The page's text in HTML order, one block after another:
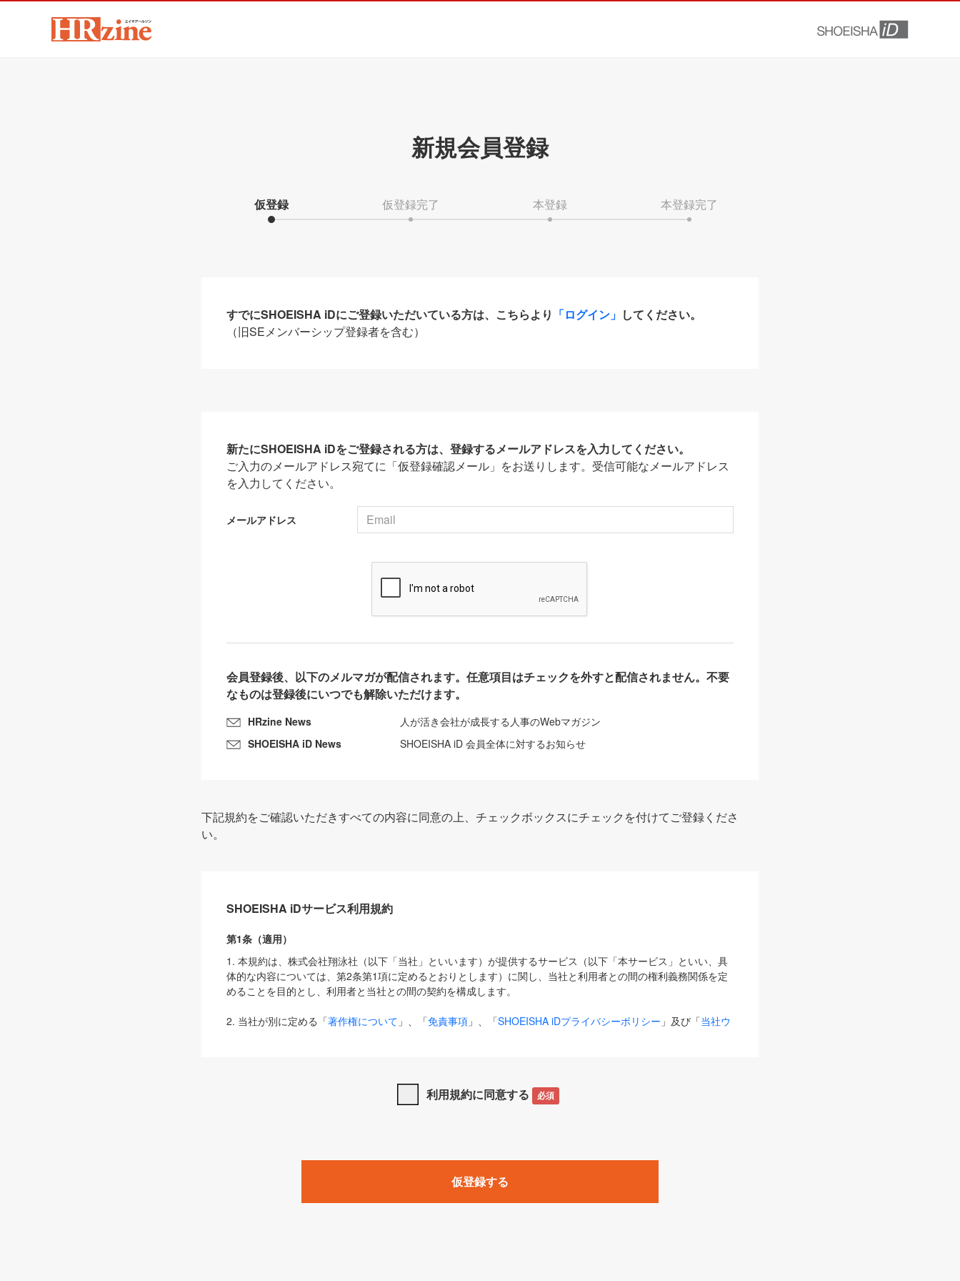
新規会員登録
仮登録 仮登録完了 本登録 本登録完了
すでにSHOEISHA iDにご登録いただいている方は、こちらより 「ログイン」 してください。
（旧SEメンバーシップ登録者を含む）
新たにSHOEISHA iDをご登録される方は、登録するメールアドレスを入力してください。
ご入力のメールアドレス宛てに「仮登録確認メール」をお送りします。受信可能なメールアドレス
を入力してください。
メールアドレス
会員登録後、以下のメルマガが配信されます。任意項目はチェックを外すと配信されません。不要
なものは登録後にいつでも解除いただけます。
HRzine News
人が活き会社が成長する人事のWebマガジン
SHOEISHA iD News
SHOEISHA iD 会員全体に対するお知らせ
下記規約をご確認いただきすべての内容に同意の上、チェックボックスにチェックを付けてご登録くださ
い。
SHOEISHA iDサービス利用規約
第1条（適用）
1. 本規約は、株式会社翔泳社（以下「当社」といいます）が提供するサービス（以下「本サービス」といい、具
体的な内容については、第2条第1項に定めるとおりとします）に関し、当社と利用者との間の権利義務関係を定
めることを目的とし、利用者と当社との間の契約を構成します。
2. 当社が別に定める「著作権について 」、「免責事項 」、「SHOEISHA iDプライバシーポリシー 」及び「当社ウ
は、本規約の規定が優先して適用されるものとします。
1. 「本サービス」とは、当社が提供する以下のサービス（名称や内容が変更された場合、変更後のサービスを含
みます）及びこれらサービスに関連して当社が実施するイベントやキャンペーンをいいます。
「SEBook」「SEShop」「CodeZine」「MarkeZine」「EnterpriseZine」「ECzine」「Biz/Zine」「HRzine」
利用規約に同意する 必須
仮登録する